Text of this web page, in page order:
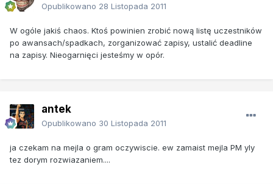
Opublikowano 28 Listopada 2011
W ogóle jakiś chaos. Ktoś powinien zrobić nową listę uczestników
po awansach/spadkach, zorganizować zapisy, ustalić deadline
na zapisy. Nieogarnięci jesteśmy w opór.
antek
Opublikowano 30 Listopada 2011
ja czekam na mejla o gram oczywiscie. ew zamaist mejla PM yly
tez dorym rozwiazaniem....